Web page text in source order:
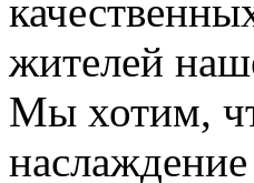
жителей
Мы хотим,